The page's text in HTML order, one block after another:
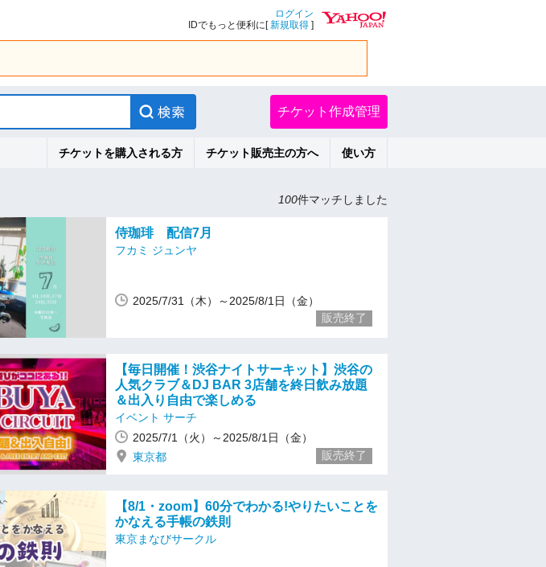
ログイン
IDでもっと便利に[新規取得 ]
チケット作成管理
チケットを購入される方 チケット販売主の方へ 使い方
100件マッチしました
侍珈琲 配信7月
フカミ ジュンヤ
2025/7/31（木）～2025/8/1日（金）
販売終了
【毎日開催！渋谷ナイトサーキット】渋谷の
人気クラブ＆DJ BAR 3店舗を終日飲み放題
＆出入り自由で楽しめる
イベント サーチ
2025/7/1（火）～2025/8/1日（金）
東京都
販売終了
【8/1・zoom】60分でわかる!やりたいことを
かなえる手帳の鉄則
東京まなびサークル